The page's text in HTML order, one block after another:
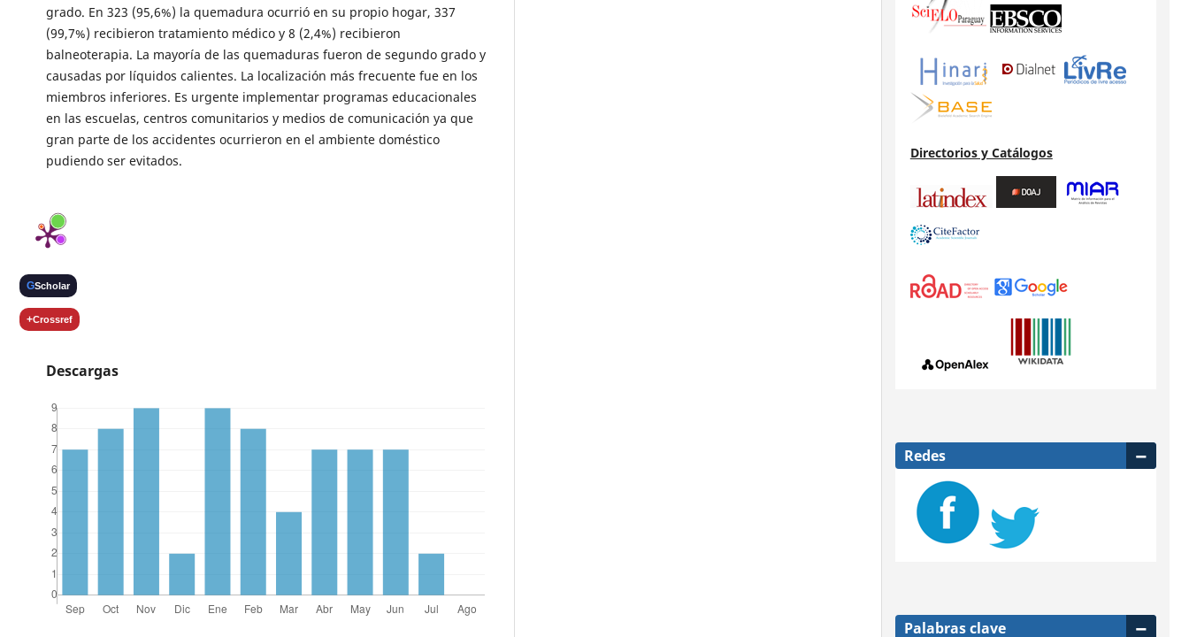
grado. En 323 (95,6%) la quemadura ocurrió en su propio hogar, 337
(99,7%) recibieron tratamiento médico y 8 (2,4%) recibieron
balneoterapia. La mayoría de las quemaduras fueron de segundo grado y
causadas por líquidos calientes. La localización más frecuente fue en los
miembros inferiores. Es urgente implementar programas educacionales
en las escuelas, centros comunitarios y medios de comunicación ya que
gran parte de los accidentes ocurrieron en el ambiente doméstico
pudiendo ser evitados.
GScholar
+Crossref
Descargas
Directorios y Catálogos
Redes
Palabras clave